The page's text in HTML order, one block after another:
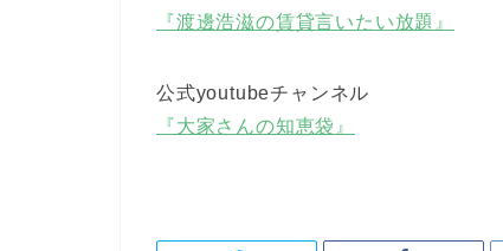
『渡邊浩滋の賃貸言いたい放題』
公式youtubeチャンネル
『大家さんの知恵袋』